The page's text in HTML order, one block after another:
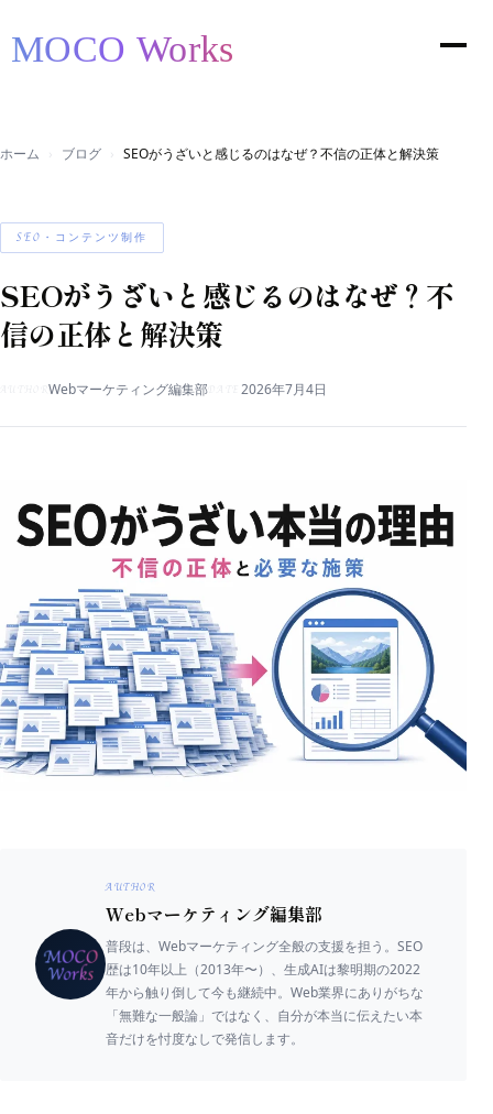
ホーム ブログ SEOがうざいと感じるのはなぜ？不信の正体と解決策
SEO・コンテンツ制作
SEOがうざいと感じるのはなぜ？不
信の正体と解決策
AUTHORWebマーケティング編集部 2026年7月4日
AUTHOR
Webマーケティング編集部
普段は、Webマーケティング全般の支援を担う。SEO
歴は10年以上（2013年〜）、生成AIは黎明期の2022
年から触り倒して今も継続中。Web業界にありがちな
「無難な一般論」ではなく、自分が本当に伝えたい本
音だけを忖度なしで発信します。